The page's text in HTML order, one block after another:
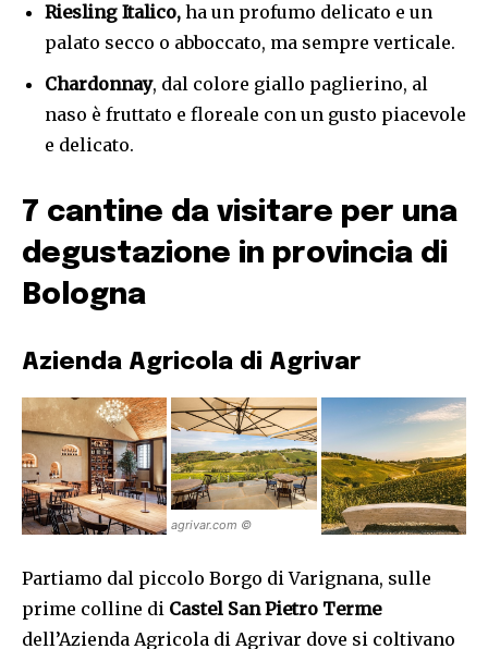
Riesling Italico, ha un profumo delicato e un
palato secco o abboccato, ma sempre verticale.
Chardonnay, dal colore giallo paglierino, al
naso è fruttato e floreale con un gusto piacevole
e delicato.
7 cantine da visitare per una
degustazione in provincia di
Bologna
Azienda Agricola di Agrivar
agrivar.com ©
Partiamo dal piccolo Borgo di Varignana, sulle
prime colline di Castel San Pietro Terme
dell’Azienda Agricola di Agrivar dove si coltivano